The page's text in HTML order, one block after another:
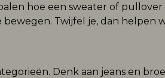
hoe een sweater of
Twijfel je, dan helpen
Denk aan jeans en